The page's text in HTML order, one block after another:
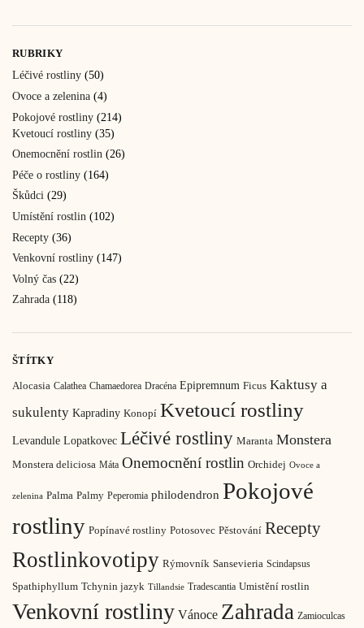
RUBRIKY
Léčivé rostliny (50)
Ovoce a zelenina (4)
Pokojové rostliny (214)
Kvetoucí rostliny (35)
Onemocnění rostlin (26)
Péče o rostliny (164)
Škůdci (29)
Umístění rostlin (102)
Recepty (36)
Venkovní rostliny (147)
Volný čas (22)
Zahrada (118)
ŠTÍTKY
Alocasia Calathea Chamaedorea Dracéna Epipremnum Ficus Kaktusy a
sukulenty Kapradiny Konopí Kvetoucí rostliny
Levandule Lopatkovec Léčivé rostliny Maranta Monstera
Monstera deliciosa Máta Onemocnění rostlin Orchidej Ovoce a
zelenina Palma Palmy Peperomia philodendron Pokojové
rostliny Popínavé rostliny Potosovec Pěstování Recepty
Rostlinkovotipy Rýmovník Sansevieria Scindapsus
Spathiphyllum Tchynin jazyk Tillandsie Tradescantia Umistění rostlin
Venkovní rostliny Vánoce Zahrada Zamioculcas